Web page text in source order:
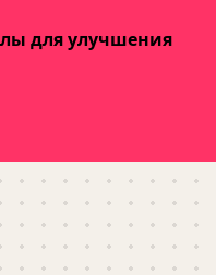
для улучшения